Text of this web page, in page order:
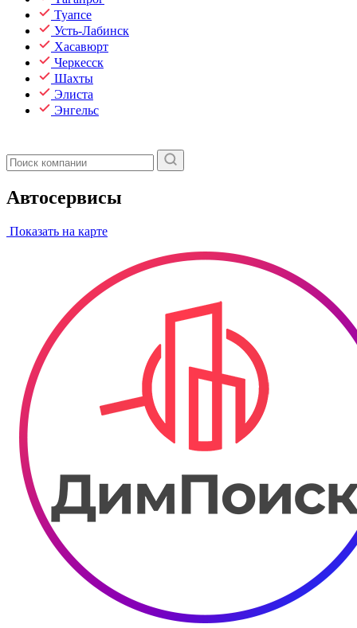
Туапсе
Усть-Лабинск
Хасавюрт
Черкесск
Шахты
Элиста
Энгельс
Автосервисы
Показать на карте